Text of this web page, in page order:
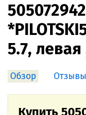
5.7,
Обзор Отзывы
Купить